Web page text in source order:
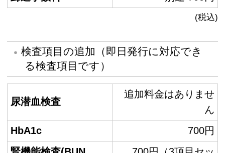
(税込)
検査項目の追加（即日発行に対応でき
る検査項目です）
尿潜血検査
追加料金はありませ
ん
HbA1c
700円